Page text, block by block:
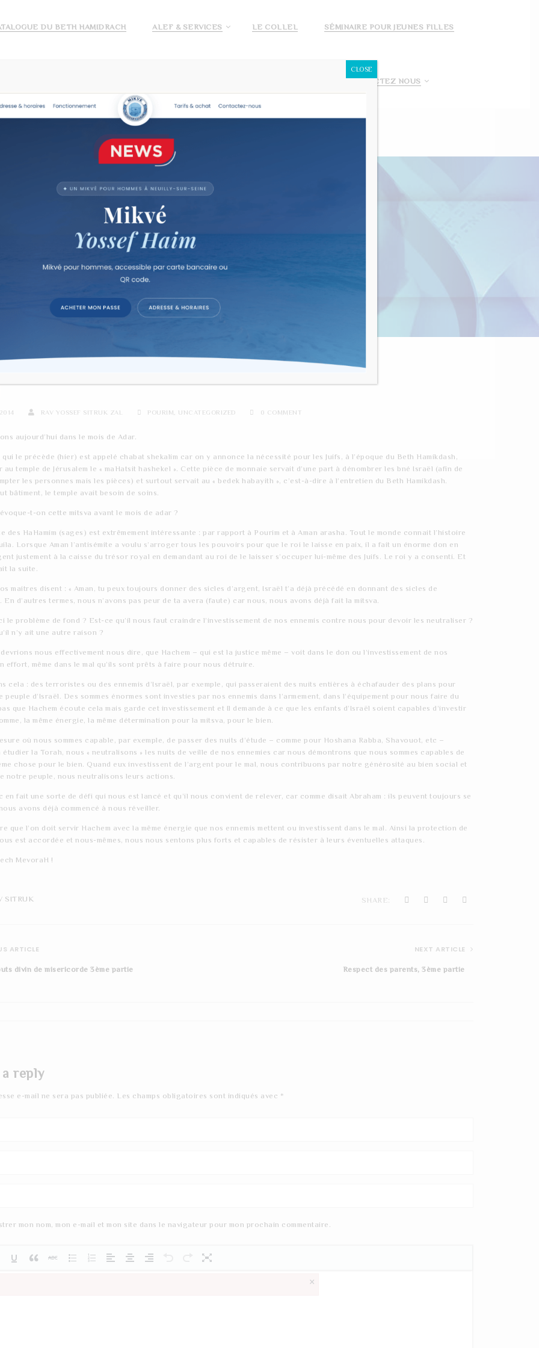
DU BETH HAMIDRACH ALEF & SERVICES LE COLLEL SÉMINAIRE POUR JEUNES FILLES
CONTACTEZ NOUS
d'étude sur texte dans la convivialité"
RAV YOSSEF SITRUK ZAL POURIM UNCATEGORIZED 0 COMMENT
aujourd’hui dans le mois de Adar.
le précède (hier) est appelé chabat shekalim car on y annonce la nécessité pour les Juifs, à l’époque du Beth Hamikdash,
au temple de Jérusalem le « maHatsit hashekel ». Cette pièce de monnaie servait d’une part à dénombrer les bné Israël (afin de
les personnes mais les pièces) et surtout servait au « bedek habayith », c’est-à-dire à l’entretien du Beth Hamikdash.
bâtiment, le temple avait besoin de soins.
t-on cette mitsva avant le mois de adar ?
des HaHamim (sages) est extrêmement intéressante : par rapport à Pourim et à Aman arasha. Tout le monde connait l’histoire
Lorsque Aman l’antisémite a voulu s’arroger tous les pouvoirs pour que le roi le laisse en paix, il a fait un énorme don en
justement à la caisse du trésor royal en demandant au roi de le laisser s’occuper lui-même des Juifs. Le roi y a consenti. Et
la suite.
maitres disent : « Aman, tu peux toujours donner des sicles d’argent, Israël t’a déjà précédé en donnant des sicles de
En d’autres termes, nous n’avons pas peur de ta avera (faute) car nous, nous avons déjà fait la mitsva.
le problème de fond ? Est-ce qu’il nous faut craindre l’investissement de nos ennemis contre nous pour devoir les neutraliser ?
n’y ait une autre raison ?
nous effectivement nous dire, que Hachem – qui est la justice même – voit dans le don ou l’investissement de nos
effort, même dans le mal qu’ils sont prêts à faire pour nous détruire.
cela : des terroristes ou des ennemis d’Israël, par exemple, qui passeraient des nuits entières à échafauder des plans pour
peuple d’Israël. Des sommes énormes sont investies par nos ennemis dans l’armement, dans l’équipement pour nous faire du
que Hachem écoute cela mais garde cet investissement et Il demande à ce que les enfants d’Israël soient capables d’investir
la même énergie, la même détermination pour la mitsva, pour le bien.
où nous sommes capable, par exemple, de passer des nuits d’étude – comme pour Hoshana Rabba, Shavouot, etc –
étudier la Torah, nous « neutralisons » les nuits de veille de nos ennemies car nous démontrons que nous sommes capables de
chose pour le bien. Quand eux investissent de l’argent pour le mal, nous contribuons par notre générosité au bien social et
notre peuple, nous neutralisons leurs actions.
en fait une sorte de défi qui nous est lancé et qu’il nous convient de relever, car comme disait Abraham : ils peuvent toujours se
avons déjà commencé à nous réveiller.
que l’on doit servir Hachem avec la même énergie que nos ennemis mettent ou investissent dans le mal. Ainsi la protection de
est accordée et nous-mêmes, nous nous sentons plus forts et capables de résister à leurs éventuelles attaques.
MevoraH !
SITRUK SHARE:
ARTICLE
divin de misericorde 3ème partie
NEXT ARTICLE
Respect des parents, 3ème partie
a reply
e-mail ne sera pas publiée. Les champs obligatoires sont indiqués avec *
mon nom, mon e-mail et mon site dans le navigateur pour mon prochain commentaire.
CLOSE
×